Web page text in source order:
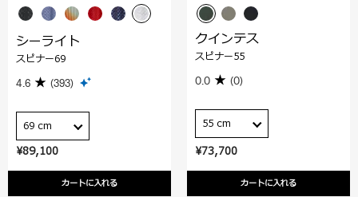
¥89,100
カートに入れる
シーライト
スピナー69
4.6 (393)
69 cm
¥73,700
カートに入れる
クインテス
スピナー55
0.0 (0)
55 cm